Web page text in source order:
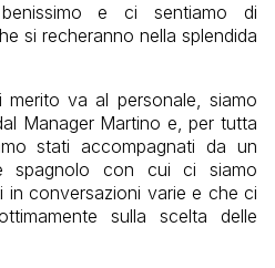
e ci sentiamo di
si recheranno nella splendida
va al personale, siamo
Manager Martino e, per tutta
stati accompagnati da un
spagnolo con cui ci siamo
in conversazioni varie e che ci
sulla scelta delle